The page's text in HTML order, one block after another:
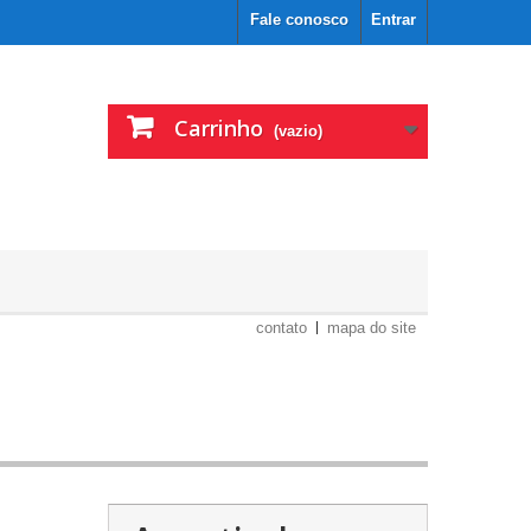
Entrar
Fale conosco
Carrinho (vazio)
contato mapa do site